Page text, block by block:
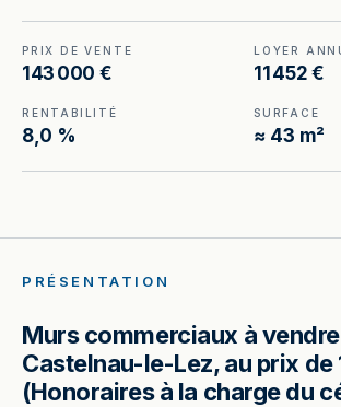
PRIX DE VENTE
143 000 €
LOYER
11 452 €
RENTABILITÉ
8,0 %
SURFACE
≈ 43 m²
PRÉSENTATION
Murs commerciaux à
Castelnau-le-Lez, au prix
(Honoraires à la charge du